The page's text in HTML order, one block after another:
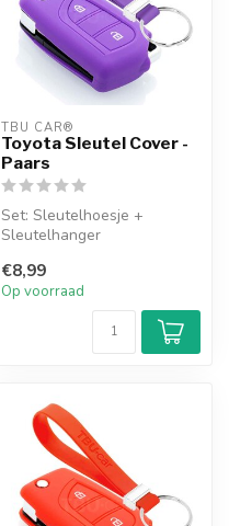
TBU CAR®
Toyota Sleutel Cover -
Paars
Set: Sleutelhoesje +
Sleutelhanger
€8,99
Op voorraad